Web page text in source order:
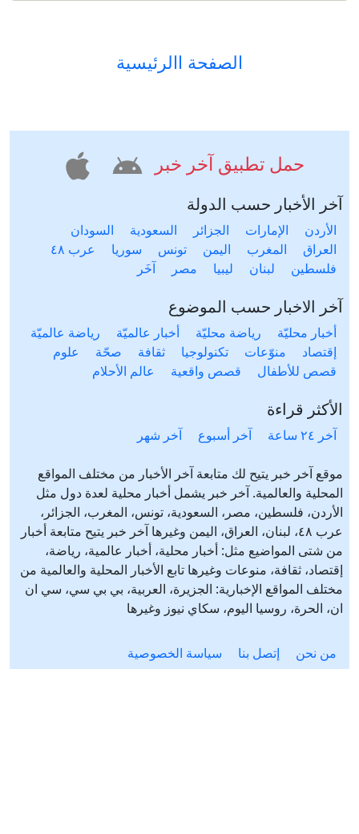
الصفحة االرئيسية
حمل تطبيق آخر خبر
آخر الأخبار حسب الدولة
الأردن الإمارات الجزائر السعودية
السودان
العراق
المغرب اليمن تونس سوريا
عرب ٤٨
فلسطين
لبنان ليبيا مصر آخَر
آخر الاخبار حسب الموضوع
أخبار محليّة رياضة محليّة أخبار عالميّة
رياضة عالميّة
إقتصاد
منوّعات تكنولوجيا ثقافة صحّة
علوم
قصص للأطفال
قصص واقعية عالم الأحلام
الأكثر قراءة
آخر ٢٤ ساعة آخر أسبوع آخر شهر
موقع آخر خبر يتيح لك متابعة آخر الأخبار من مختلف المواقع
المحلية والعالمية. آخر خبر يشمل أخبار محلية لعدة دول مثل
الأردن، فلسطين، مصر، السعودية، تونس، المغرب، الجزائر،
عرب ٤٨، لبنان، العراق، اليمن وغيرها آخر خبر يتيح متابعة أخبار
من شتى المواضيع مثل: أخبار محلية، أخبار عالمية، رياضة،
إقتصاد، ثقافة، منوعات وغيرها تابع الأخبار المحلية والعالمية من
مختلف المواقع الإخبارية: الجزيرة، العربية، بي بي سي، سي ان
ان، الحرة، روسيا اليوم، سكاي نيوز وغيرها
من نحن إتصل بنا سياسة الخصوصية